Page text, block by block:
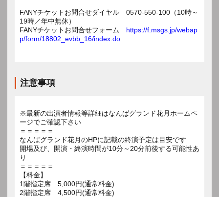
FANYチケットお問合せダイヤル 0570-550-100（10時～
19時／年中無休）
FANYチケットお問合せフォーム https://f.msgs.jp/webap
p/form/18802_evbb_16/index.do
注意事項
※最新の出演者情報等詳細はなんばグランド花月ホームペ
ージでご確認下さい
＝＝＝＝＝
なんばグランド花月のHPに記載の終演予定は目安です
開場及び、開演・終演時間が10分～20分前後する可能性あ
り
＝＝＝＝＝
【料金】
1階指定席 5,000円(通常料金)
2階指定席 4,500円(通常料金)